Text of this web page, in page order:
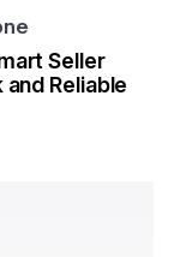
Seller
Reliable